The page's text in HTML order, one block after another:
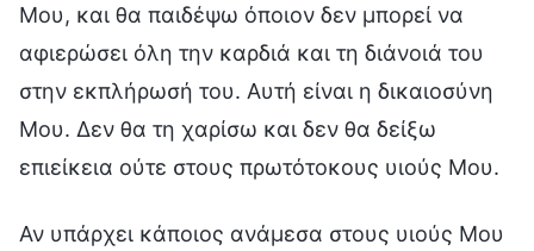
Μου, και θα παιδέψω όποιον δεν μπορεί να
αφιερώσει όλη την καρδιά και τη διάνοιά του
στην εκπλήρωσή του. Αυτή είναι η δικαιοσύνη
Μου. Δεν θα τη χαρίσω και δεν θα δείξω
επιείκεια ούτε στους πρωτότοκους υιούς Μου.
Αν υπάρχει κάποιος ανάμεσα στους υιούς Μου